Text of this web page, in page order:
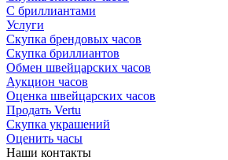
С бриллиантами
Услуги
Скупка брендовых часов
Скупка бриллиантов
Обмен швейцарских часов
Аукцион часов
Оценка швейцарских часов
Продать Vertu
Скупка украшений
Оценить часы
Наши контакты